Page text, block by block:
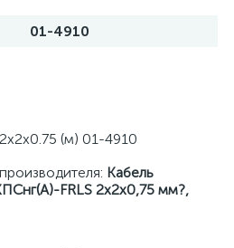
01-4910
(м) 01-4910
Кабель
FRLS 2x2x0,75 мм?,